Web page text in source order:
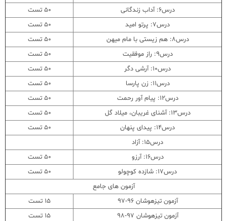
درس6: آداب زندگانی
50 تست
درس7: پرتو امید
50 تست
درس8: هم زیستی با مام میهن
50 تست
درس9: راز موفقیت
50 تست
درس10: آرشی دگر
50 تست
درس11: زن پارسا
50 تست
درس12: پیام آور رحمت
50 تست
درس13: آشنای غریبان، میلاد گل
50 تست
درس14: پیدای پنهان
50 تست
درس15: آزاد
درس16: آرزو
50 تست
درس17: شازده کوچولو
50 تست
آزمون های جامع
آزمون تیزهوشان 96-97
15 تست
آزمون تیزهوشان 97-98
15 تست